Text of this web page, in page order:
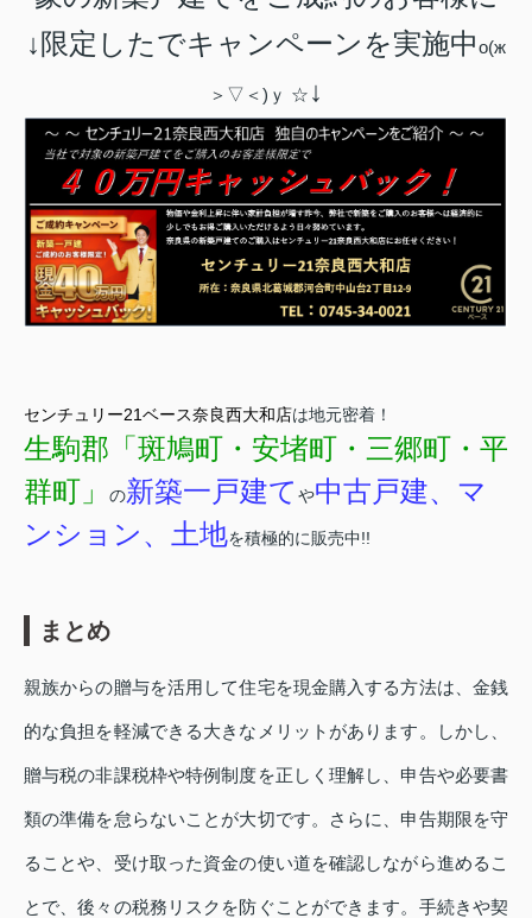
↓限定したでキャンペーンを実施中о(ж
＞▽＜)ｙ ☆ ↓
センチュリー21ベース奈良西大和店は地元密着！
生駒郡「斑鳩町・安堵町・三郷町・平
群町」
の新築一戸建て や中古戸建、マ
ンション、土地を積極的に販売中!!
まとめ
親族からの贈与を活用して住宅を現金購入する方法は、金銭
的な負担を軽減できる大きなメリットがあります。しかし、
贈与税の非課税枠や特例制度を正しく理解し、申告や必要書
類の準備を怠らないことが大切です。さらに、申告期限を守
ることや、受け取った資金の使い道を確認しながら進めるこ
とで、後々の税務リスクを防ぐことができます。手続きや契